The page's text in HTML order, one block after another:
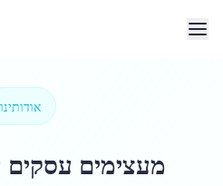
אודותינו
מעצימים עסקים